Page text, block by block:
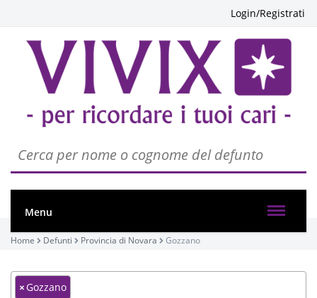
Login/Registrati
Menu
Home Defunti Provincia di Novara Gozzano
×Gozzano